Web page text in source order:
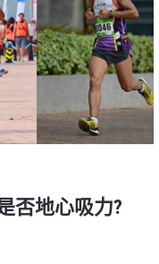
否地心吸力?